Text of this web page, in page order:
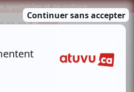
spectacles et de culture